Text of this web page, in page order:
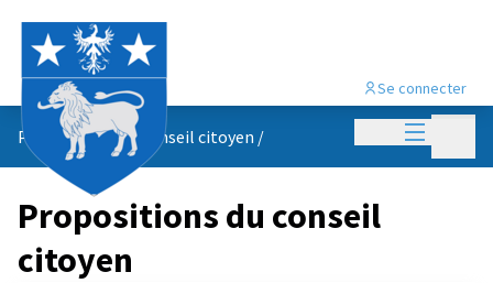
Menu
Se connecter
Propositions du conseil citoyen /
Propositions du conseil
citoyen